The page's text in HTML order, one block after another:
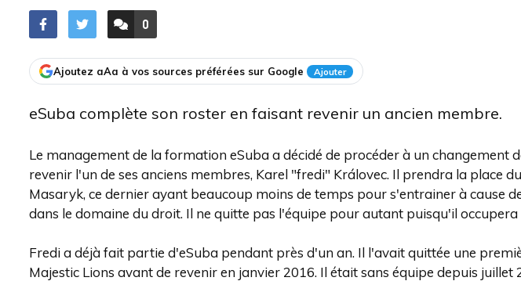
ACCÉDER AUX
0
COMMENTAIRES
Ajoutez aAa à vos sources préférées sur Google Ajouter
eSuba complète son roster en faisant revenir un ancien membre.
Le management de la formation eSuba a décidé de procéder à un changement
revenir l'un de ses anciens membres, Karel "fredi" Královec. Il prendra la place
Masaryk, ce dernier ayant beaucoup moins de temps pour s'entrainer à cause
dans le domaine du droit. Il ne quitte pas l'équipe pour autant puisqu'il
Fredi a déjà fait partie d'eSuba pendant près d'un an. Il l'avait quittée une
Majestic Lions avant de revenir en janvier 2016. Il était sans équipe depuis juillet